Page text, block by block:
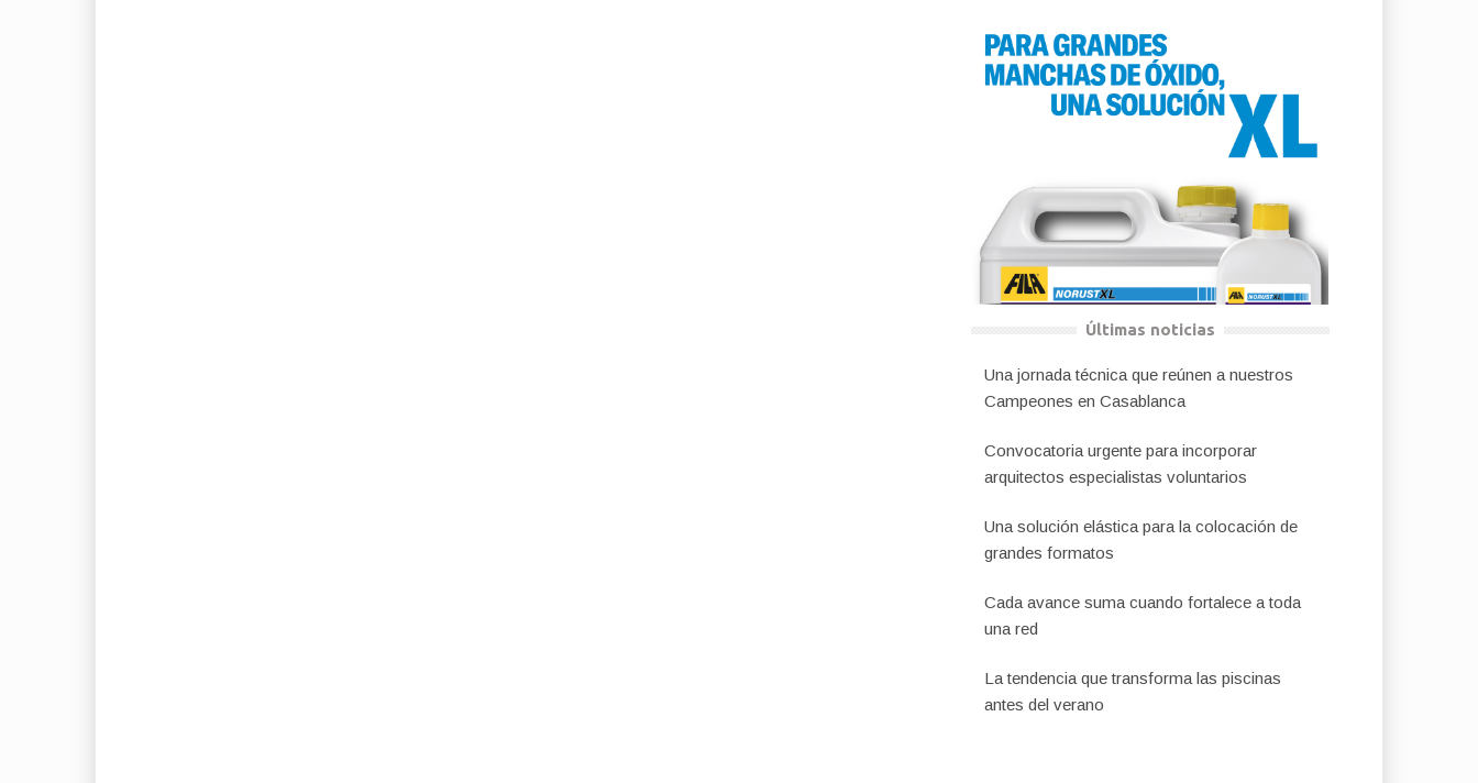
Últimas noticias
Una jornada técnica que reúnen a nuestros
Campeones en Casablanca
Convocatoria urgente para incorporar
arquitectos especialistas voluntarios
Una solución elástica para la colocación de
grandes formatos
Cada avance suma cuando fortalece a toda
una red
La tendencia que transforma las piscinas
antes del verano